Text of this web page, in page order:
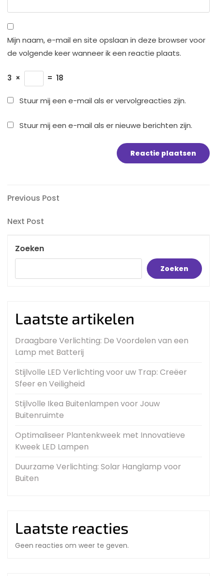
Mijn naam, e-mail en site opslaan in deze browser voor
de volgende keer wanneer ik een reactie plaats.
3 × = 18
Stuur mij een e-mail als er vervolgreacties zijn.
Stuur mij een e-mail als er nieuwe berichten zijn.
Bericht
navigatie
Previous
Previous Post
Next
Next Post
Zoeken
Zoeken
Laatste artikelen
Draagbare Verlichting: De Voordelen van een
Lamp met Batterij
Stijlvolle LED Verlichting voor uw Trap: Creëer
Sfeer en Veiligheid
Stijlvolle Ikea Buitenlampen voor Jouw
Buitenruimte
Optimaliseer Plantenkweek met Innovatieve
Kweek LED Lampen
Duurzame Verlichting: Solar Hanglamp voor
Buiten
Laatste reacties
Geen reacties om weer te geven.